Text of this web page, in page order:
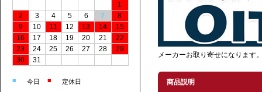
メーカーお取り寄せになります
商品説明
1
2
3 4 5 6 7
8
9
10 11 12 13 14
15
16
17 18 19 20 21
22
23
24 25 26 27 28
29
30
31
■ 今日 ■ 定休日